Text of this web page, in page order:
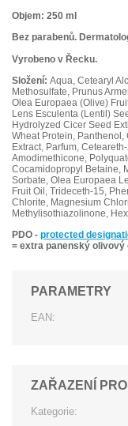
Objem: 250 ml
Bez parabenů.
Vyrobeno v Řecku.
Složení: Aqua, Cetearyl
Methosulfate, Prunus
Olea Europaea (Olive)
Lens Esculenta (Lentil)
Hydrolyzed Cicer Seed
Wheat Protein,
Extract, Parfum,
Amodimethicone,
Cocamidopropyl Betaine,
Sorbate, Olea Europaea
Fruit Oil, Trideceth-15,
Chlorite, Magnesium
Methylisothiazolinone,
PDO - protected
= extra panenský olivový
PARAMETRY
EAN:
ZAŘAZENÍ
Kategorie: